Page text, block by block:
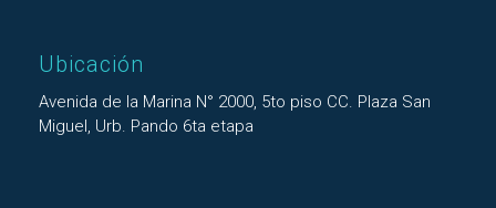
Ubicación
Avenida de la Marina N° 2000, 5to piso CC. Plaza San
Miguel, Urb. Pando 6ta etapa